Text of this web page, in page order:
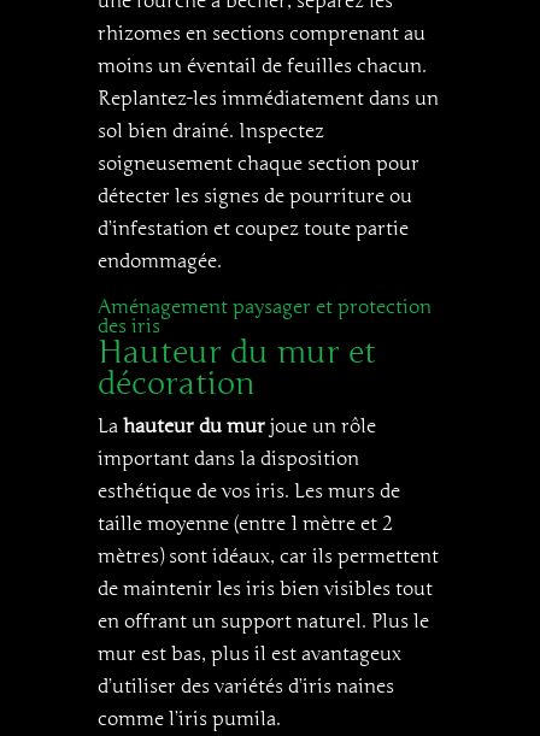
rhizomes en sections comprenant au
moins un éventail de feuilles chacun.
Replantez-les immédiatement dans un
sol bien drainé. Inspectez
soigneusement chaque section pour
détecter les signes de pourriture ou
d’infestation et coupez toute partie
endommagée.
Aménagement paysager et protection
des iris
Hauteur du mur et
décoration
La hauteur du mur joue un rôle
important dans la disposition
esthétique de vos iris. Les murs de
taille moyenne (entre 1 mètre et 2
mètres) sont idéaux, car ils permettent
de maintenir les iris bien visibles tout
en offrant un support naturel. Plus le
mur est bas, plus il est avantageux
d’utiliser des variétés d’iris naines
comme l’iris pumila.